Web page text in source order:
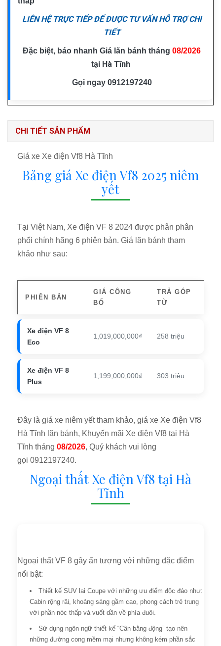
LIÊN HỆ TRỰC TIẾP ĐỂ ĐƯỢC TƯ VẤN HỖ TRỢ CHI
TIẾT
Đặc biệt, báo nhanh Giá lăn bánh tháng 08/2026
tại Hà Tĩnh
Gọi ngay 0912197240
CHI TIẾT SẢN PHẨM
Giá xe Xe điện Vf8 Hà Tĩnh
Bảng giá Xe điện Vf8 2025 niêm
yết
Tại Việt Nam, Xe điện VF 8 2024 được phân phân
phối chính hãng 6 phiên bản. Giá lăn bánh tham
khảo như sau:
PHIÊN BẢN
GIÁ CÔNG
BỐ
TRẢ GÓP
TỪ
Xe điện VF 8
Eco
1,019,000,000₫ 258 triệu
Xe điện VF 8
Plus
1,199,000,000₫ 303 triệu
Đây là giá xe niêm yết tham khảo, giá xe Xe điện Vf8
Hà Tĩnh lăn bánh, Khuyến mãi Xe điện Vf8 tại Hà
Tĩnh tháng 08/2026, Quý khách vui lòng
gọi 0912197240.
Ngoại thất Xe điện Vf8 tại Hà
Tĩnh
Ngoại thất VF 8 gây ấn tượng với những đặc điểm
nổi bật:
Thiết kế SUV lai Coupe với những ưu điểm độc đáo như:
Cabin rộng rãi, khoảng sáng gầm cao, phong cách trẻ trung
với phần nóc thấp và vuốt dần về phía đuôi.
Sử dụng ngôn ngữ thiết kế “Cân bằng động” tạo nên
những đường cong mềm mại nhưng không kém phần sắc